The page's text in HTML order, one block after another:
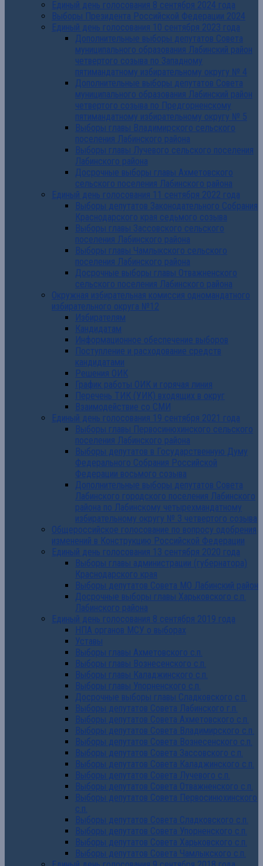
Единый день голосования 8 сентября 2024 года
Выборы Президента Российской Федерации 2024
Единый день голосования 10 сентября 2023 года
Дополнительные выборы депутатов Совета
муниципального образования Лабинский район
четвертого созыва по Западному
пятимандатному избирательному округу № 4
Дополнительные выборы депутатов Совета
муниципального образования Лабинский район
четвертого созыва по Предгорненскому
пятимандатному избирательному округу № 5
Выборы главы Владимирского сельского
поселения Лабинского района
Выборы главы Лучевого сельского поселения
Лабинского района
Досрочные выборы главы Ахметовского
сельского поселения Лабинского района
Единый день голосования 11 сентября 2022 года
Выборы депутатов Законодательного Собрания
Краснодарского края седьмого созыва
Выборы главы Зассовского сельского
поселения Лабинского района
Выборы главы Чамлыкского сельского
поселения Лабинского района
Досрочные выборы главы Отважненского
сельского поселения Лабинского района
Окружная избирательная комиссия одномандатного
избирательного округа №12
Избирателям
Кандидатам
Информационное обеспечение выборов
Поступление и расходование средств
кандидатами
Решения ОИК
График работы ОИК и горячая линия
Перечень ТИК (УИК) входящих в округ
Взаимодействие со СМИ
Единый день голосования 19 сентября 2021 года
Выборы главы Первосинюхинского сельского
поселения Лабинского района
Выборы депутатов в Государственную Думу
Федерального Собрания Российской
Федерации восьмого созыва
Дополнительные выборы депутатов Совета
Лабинского городского поселения Лабинского
района по Лабинскому четырехмандатному
избирательному округу № 3 четвертого созыва
Общероссийское голосование по вопросу одобрения
изменений в Конструкцию Российской Федерации
Единый день голосования 13 сентября 2020 года
Выборы главы администрации (губернатора)
Краснодарского края
Выборы депутатов Совета МО Лабинский район
Досрочные выборы главы Харьковского с.п.
Лабинского района
Единый день голосования 8 сентября 2019 года
НПА органов МСУ о выборах
Уставы
Выборы главы Ахметовского с.п.
Выборы главы Вознесенского с.п.
Выборы главы Каладжинского с.п.
Выборы главы Упорненского с.п.
Досрочные выборы главы Сладковского с.п.
Выборы депутатов Совета Лабинского г.п.
Выборы депутатов Совета Ахметовского с.п.
Выборы депутатов Совета Владимирского с.п.
Выборы депутатов Совета Вознесенского с.п.
Выборы депутатов Совета Зассовского с.п.
Выборы депутатов Совета Каладжинского с.п.
Выборы депутатов Совета Лучевого с.п.
Выборы депутатов Совета Отважненского с.п.
Выборы депутатов Совета Первосинюхинского
с.п.
Выборы депутатов Совета Сладковского с.п.
Выборы депутатов Совета Упорненского с.п.
Выборы депутатов Совета Харьковского с.п.
Выборы депутатов Совета Чамлыкского с.п.